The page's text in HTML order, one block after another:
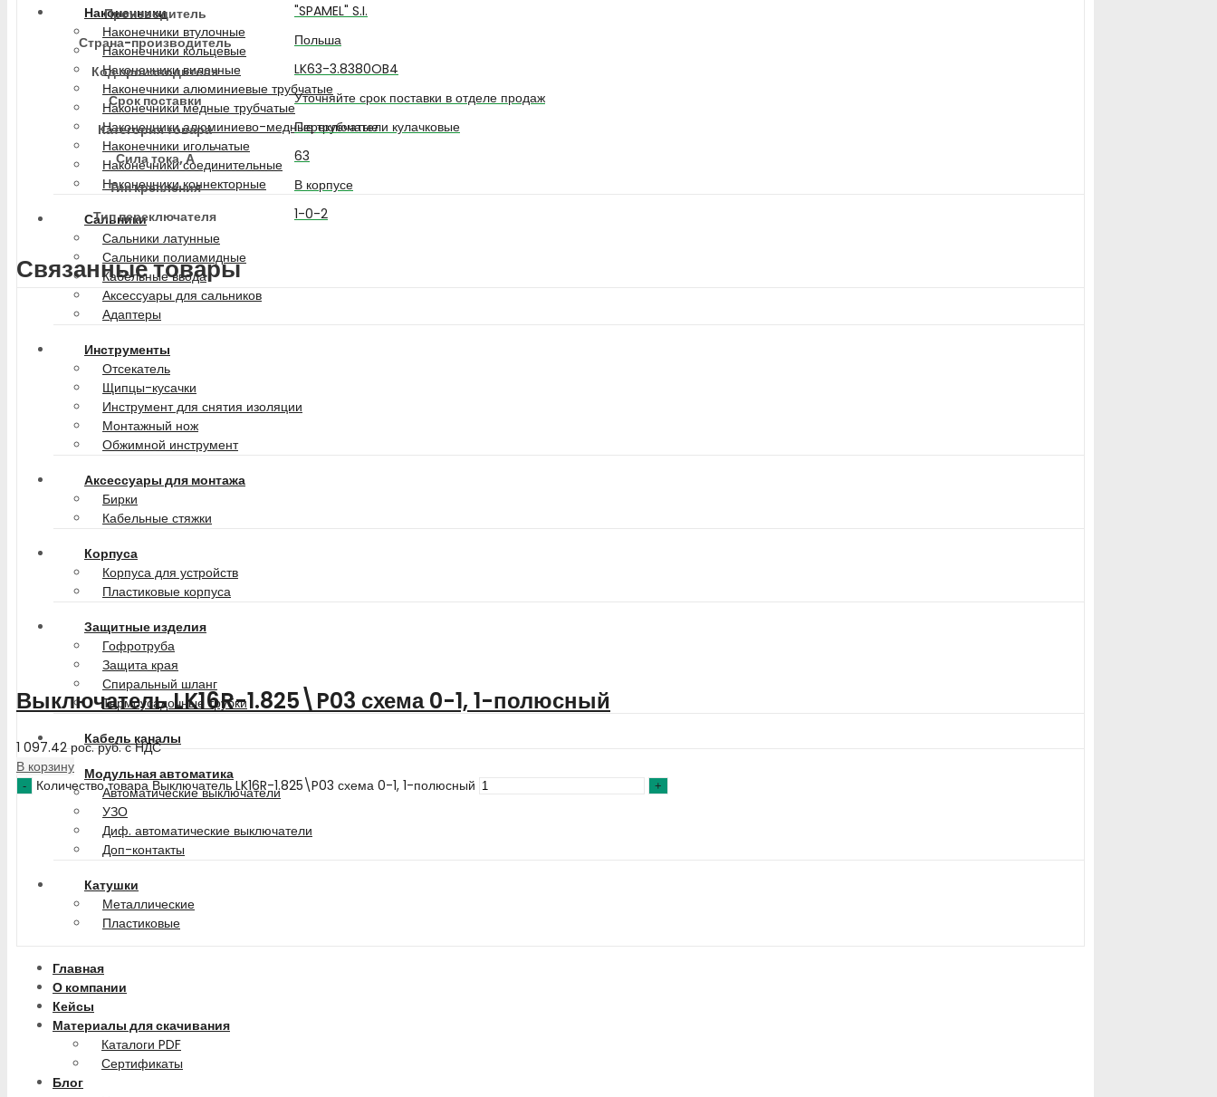
Наконечники
Наконечники втулочные
Наконечники кольцевые
Наконечники вилочные
Наконечники алюминиевые трубчатые
Наконечники медные трубчатые
Наконечники алюминиево-медные трубчатые
Наконечники игольчатые
Наконечники соединительные
Наконечники коннекторные
Сальники
Сальники латунные
Сальники полиамидные
Кабельные ввода
Аксессуары для сальников
Адаптеры
Инструменты
Отсекатель
Щипцы-кусачки
Инструмент для снятия изоляции
Монтажный нож
Обжимной инструмент
Аксессуары для монтажа
Бирки
Кабельные стяжки
Корпуса
Корпуса для устройств
Пластиковые корпуса
Защитные изделия
Гофротруба
Защита края
Спиральный шланг
Термоусадочные трубки
Кабель каналы
Модульная автоматика
Автоматические выключатели
УЗО
Диф. автоматические выключатели
Доп-контакты
Катушки
Металлические
Пластиковые
Главная
О компании
Кейсы
Материалы для скачивания
Каталоги PDF
Сертификаты
Блог
Производитель
"SPAMEL" S.I.
Страна-производитель
Польша
Код производителя
LK63-3.8380OB4
Срок поставки
Уточняйте срок поставки в отделе продаж
Категория товара
Переключатели кулачковые
Сила тока, А
63
Тип крепления
В корпусе
Тип переключателя
1-0-2
Связанные товары
Выключатель LK16R-1.825\P03 схема 0-1, 1-полюсный
1 097.42 рос. руб.с НДС
В корзину
Количество товара Выключатель LK16R-1.825\P03 схема 0-1, 1-полюсный